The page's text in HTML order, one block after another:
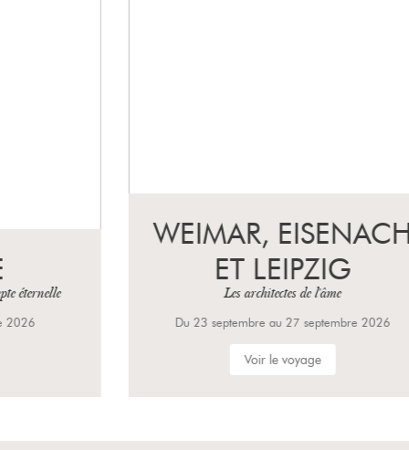
WEIMAR, EISENACH
ET LEIPZIG
Les architectes de l'âme
Du 23 septembre au 27 septembre 2026